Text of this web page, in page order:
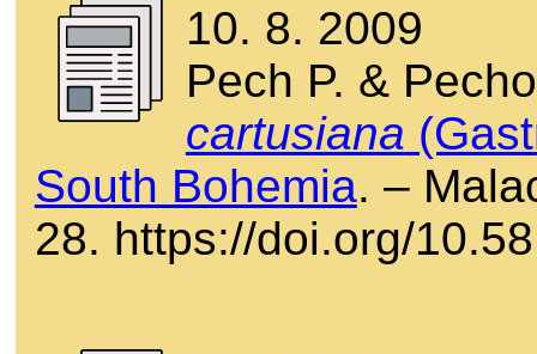
10. 8. 2009
Pech P. &
cartusiana
South Bohemia. –
28. https://doi.org/